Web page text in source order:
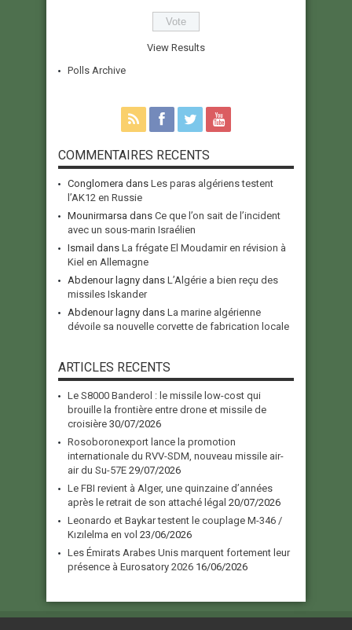
View Results
Polls Archive
COMMENTAIRES RECENTS
Conglomera dans Les paras algériens testent
l’AK12 en Russie
Mounirmarsa dans Ce que l’on sait de l’incident
avec un sous-marin Israélien
Ismail dans La frégate El Moudamir en révision à
Kiel en Allemagne
Abdenour lagny dans L’Algérie a bien reçu des
missiles Iskander
Abdenour lagny dans La marine algérienne
dévoile sa nouvelle corvette de fabrication locale
ARTICLES RECENTS
Le S8000 Banderol : le missile low-cost qui
brouille la frontière entre drone et missile de
croisière 30/07/2026
Rosoboronexport lance la promotion
internationale du RVV-SDM, nouveau missile air-
air du Su-57E 29/07/2026
Le FBI revient à Alger, une quinzaine d’années
après le retrait de son attaché légal 20/07/2026
Leonardo et Baykar testent le couplage M-346 /
Kızılelma en vol 23/06/2026
Les Émirats Arabes Unis marquent fortement leur
présence à Eurosatory 2026 16/06/2026